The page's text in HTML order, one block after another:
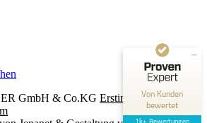
GmbH & Co.KG Erstinformation|
Von Kunden
bewertet
1k+ Bewertungen
364
Bewertungen auf
ProvenExpert.com
anderen Quellen